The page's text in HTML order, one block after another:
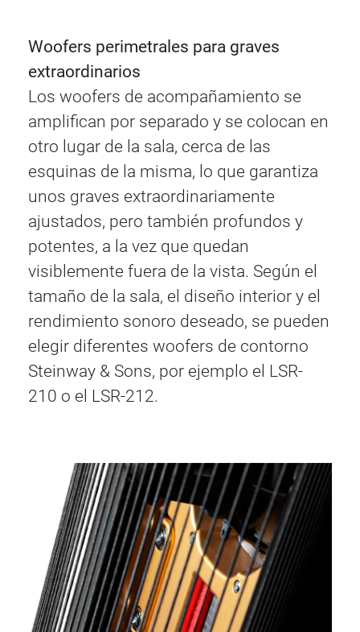
Woofers perimetrales para graves
extraordinarios
Los woofers de acompañamiento se
amplifican por separado y se colocan en
otro lugar de la sala, cerca de las
esquinas de la misma, lo que garantiza
unos graves extraordinariamente
ajustados, pero también profundos y
potentes, a la vez que quedan
visiblemente fuera de la vista. Según el
tamaño de la sala, el diseño interior y el
rendimiento sonoro deseado, se pueden
elegir diferentes woofers de contorno
Steinway & Sons, por ejemplo el LSR-
210 o el LSR-212.